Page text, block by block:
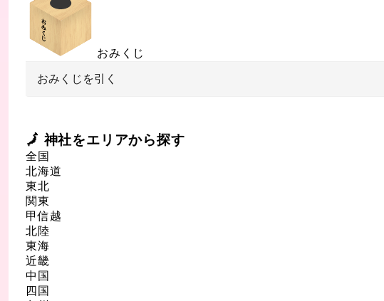
おみくじ
おみくじを引く
🗾 神社をエリアから探す
全国
北海道
東北
関東
甲信越
北陸
東海
近畿
中国
四国